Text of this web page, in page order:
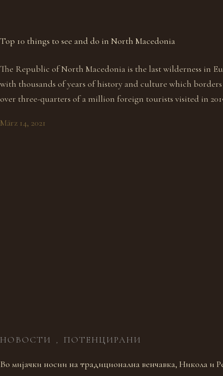
Top 10 things to see and do in North Macedonia
The Republic of North Macedonia is the last wilderness in
with thousands of years of history and culture which
over three-quarters of a million foreign tourists visited in
März 14, 2021
НОВОСТИ , ПОТЕНЦИРАНИ
Во мијачки носии на традиционална венчавка, Никола и